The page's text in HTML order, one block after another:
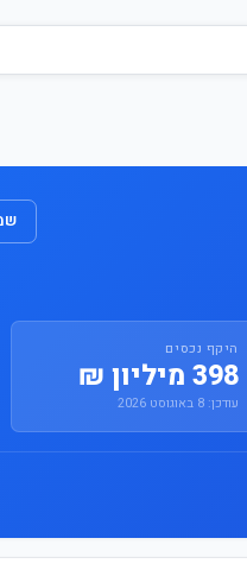
היקף נכסים
398 מיליון ₪
עודכן: 8 באוגוסט 2026